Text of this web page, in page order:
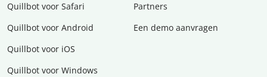
Quillbot voor Safari
Quillbot voor Android
Quillbot voor iOS
Quillbot voor Windows
Partners
Een demo aanvragen